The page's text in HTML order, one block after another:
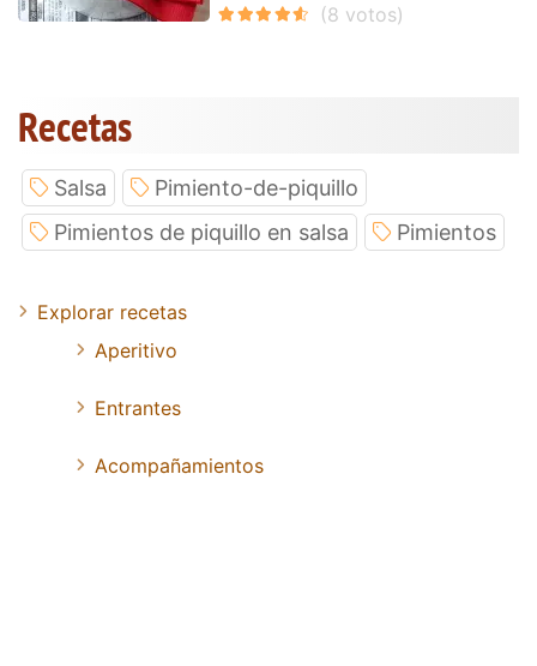
Recetas
Salsa
Pimiento-de-piquillo
Pimientos de piquillo en salsa
Pimientos
Explorar recetas
Aperitivo
Entrantes
Acompañamientos